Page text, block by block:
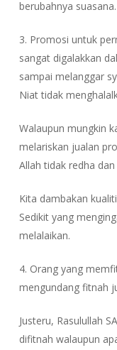
berubahnya suasana.
3. Promosi untuk
sangat digalakkan
sampai melanggar
Niat tidak
Walaupun mungkin
melariskan jualan
Allah tidak redha
Kita dambakan
Sedikit yang
melalaikan.
4. Orang yang
mengundang fitnah
Justeru, Rasulullah
difitnah walaupun